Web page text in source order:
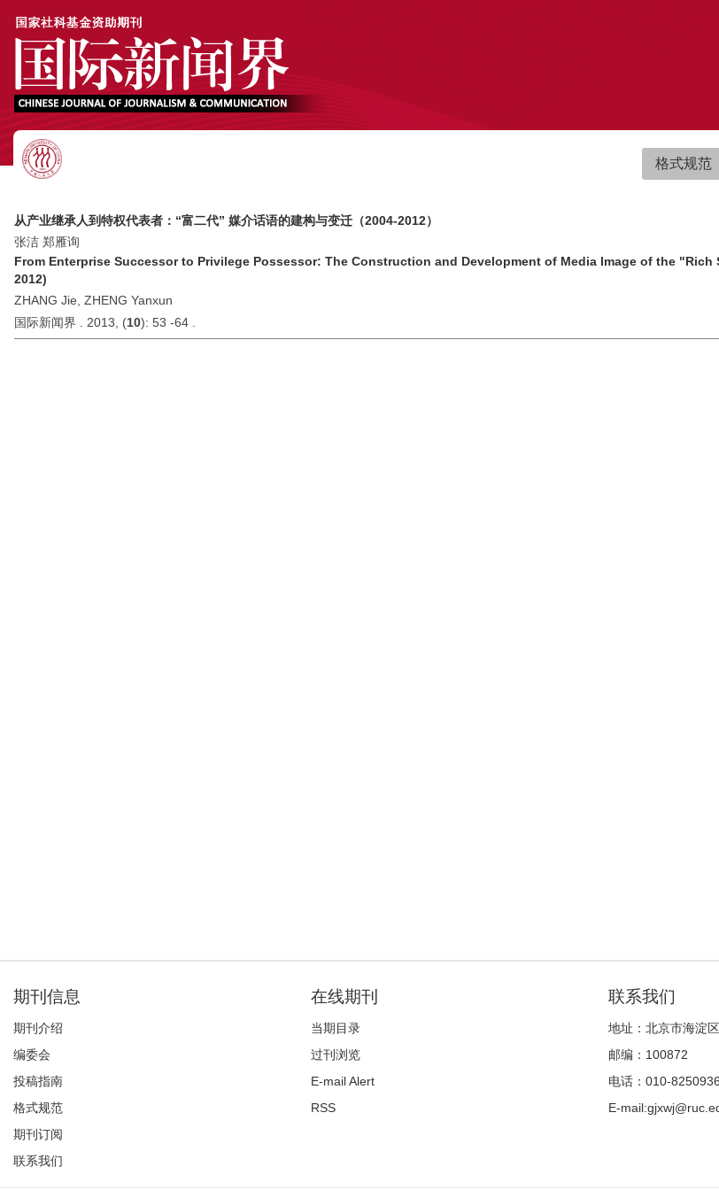
格式规范
从产业继承人到特权代表者：“富二代” 媒介话语的建构与变迁（2004-2012）
张洁 郑雁询
From Enterprise Successor to Privilege Possessor: The Construction and Development of Media Image of the "Rich
2012)
ZHANG Jie, ZHENG Yanxun
国际新闻界 . 2013, (10): 53 -64 .
期刊信息
期刊介绍
编委会
投稿指南
格式规范
期刊订阅
联系我们
在线期刊
当期目录
过刊浏览
E-mail Alert
RSS
联系我们
地址：北京市海淀
邮编：100872
电话：010-
E-